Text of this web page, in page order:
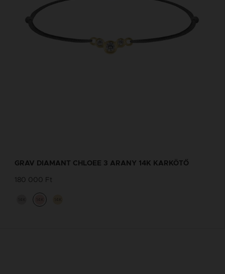
GRAV DIAMANT CHLOEE 3 ARANY 14K KARKÖTŐ
180 000 Ft